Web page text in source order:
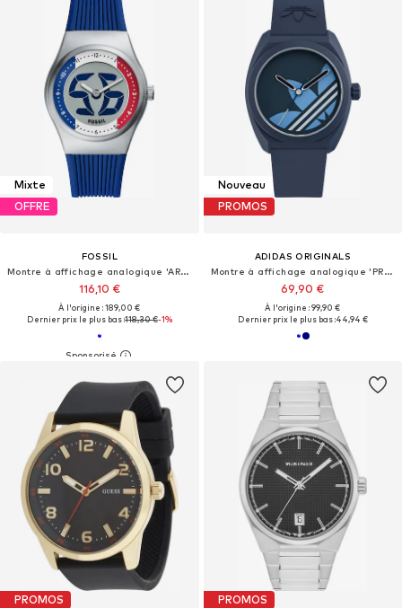
Mixte
OFFRE
FOSSIL
Montre à affichage analogique 'ARCHIVAL BIG TIC - France'
116,10 €
À l'origine : 189,00 €
Dernier prix le plus bas :118,30 €-1%
Nouveau
PROMOS
ADIDAS ORIGINALS
Montre à affichage analogique 'PROJECT THREE'
69,90 €
À l'origine : 99,90 €
Dernier prix le plus bas :44,94 €
PROMOS PROMOS